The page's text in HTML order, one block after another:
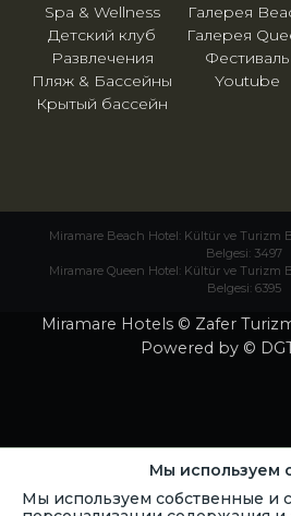
Spa & Wellness
Детский клуб
Развлечения
Пляж & Бассейны
Крытый бассейн
Галерея
Галерея
Фестиваль
Youtube
Miramare Beach Hotel: Kültür ve Turizm
Belgesi: 3497
Miramare Queen Hotel: Kültür ve Turizm
Belgesi: 6395
Miramare Hotels © Zafer
Powered by ©
Мы используем
Мы используем собственные и